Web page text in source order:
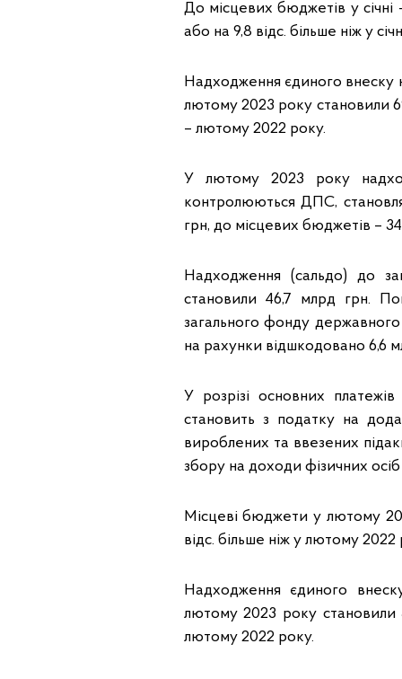
До місцевих бюджетів у
або на 9,8 відс. більше ніж у
Надходження єдиного внеску
лютому 2023 року становили
– лютому 2022 року.
У лютому 2023 року
контролюються ДПС,
грн, до місцевих бюджетів –
Надходження (сальдо) до
становили 46,7 млрд грн.
загального фонду
на рахунки відшкодовано 6,6
У розрізі основних
становить з податку на
вироблених та ввезених
збору на доходи фізичних осіб
Місцеві бюджети у лютому
відс. більше ніж у лютому 2022
Надходження єдиного
лютому 2023 року становили
лютому 2022 року.